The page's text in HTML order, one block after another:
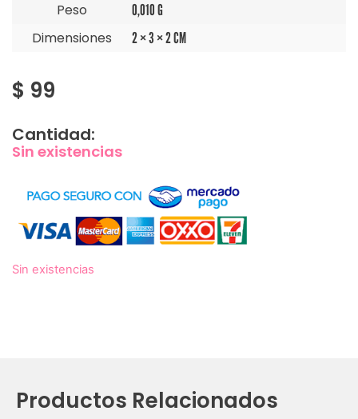
Peso 0,010 G
Dimensiones 2 × 3 × 2 CM
$ 99
Cantidad:
Sin existencias
Sin existencias
Productos Relacionados